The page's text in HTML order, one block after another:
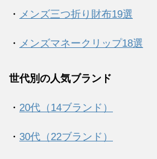
・ メンズ三つ折り財布19選
・ メンズマネークリップ18選
世代別の人気ブランド
・ 20代（14ブランド）
・ 30代（22ブランド）